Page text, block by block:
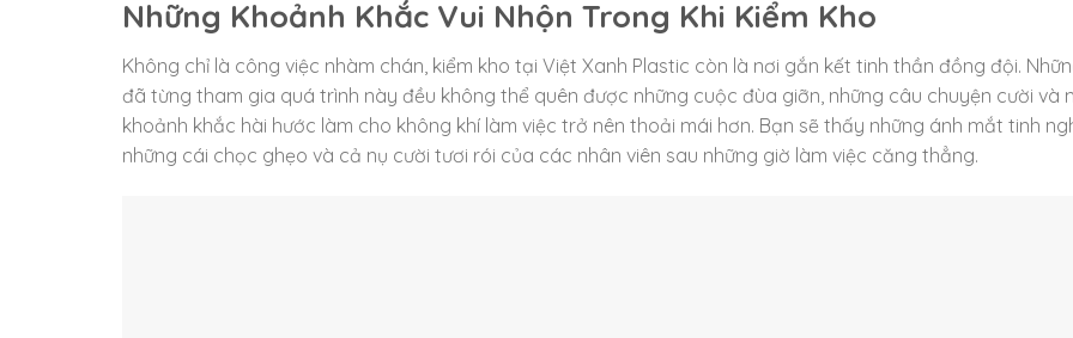
Những Khoảnh Khắc Vui Nhộn Trong Khi Kiểm Kho
Không chỉ là công việc nhàm chán, kiểm kho tại Việt Xanh Plastic còn là nơi gắn kết tinh thần đồng đội.
đã từng tham gia quá trình này đều không thể quên được những cuộc đùa giỡn, những câu chuyện cười và
khoảnh khắc hài hước làm cho không khí làm việc trở nên thoải mái hơn. Bạn sẽ thấy những ánh mắt tinh
những cái chọc ghẹo và cả nụ cười tươi rói của các nhân viên sau những giờ làm việc căng thẳng.